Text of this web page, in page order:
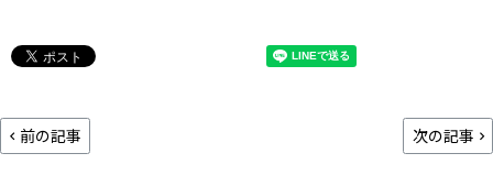
前の記事 次の記事